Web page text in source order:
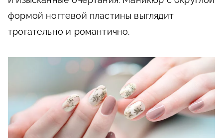
формой ногтевой пластины выглядит
трогательно и романтично.